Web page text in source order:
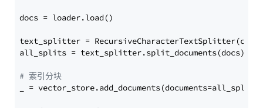
docs = loader.load()
text_splitter =
all_splits = text_splitter.split_documents(docs)
# 索引分块
_ = vector_store.add_documents(documents=all_splits)